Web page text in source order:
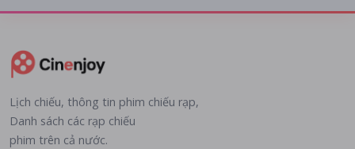
Lịch chiếu, thông tin phim chiếu rạp,
Danh sách các rạp chiếu
phim trên cả nước.